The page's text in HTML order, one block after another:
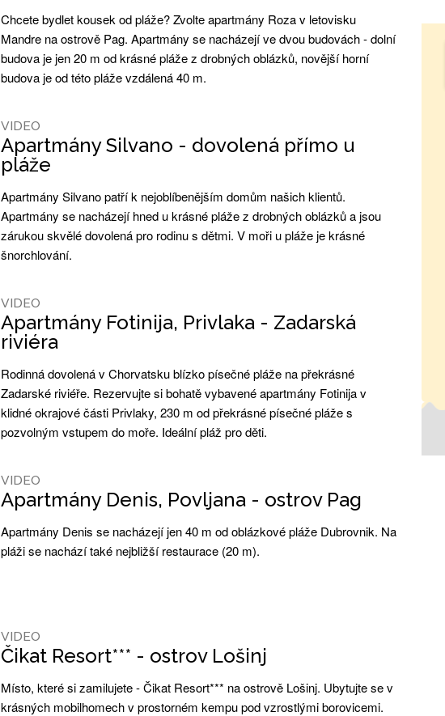
Chcete bydlet kousek od pláže? Zvolte apartmány Roza v letovisku
Mandre na ostrově Pag. Apartmány se nacházejí ve dvou budovách - dolní
budova je jen 20 m od krásné pláže z drobných oblázků, novější horní
budova je od této pláže vzdálená 40 m.
VIDEO
Apartmány Silvano - dovolená přímo u
pláže
Apartmány Silvano patří k nejoblíbenějším domům našich klientů.
Apartmány se nacházejí hned u krásné pláže z drobných oblázků a jsou
zárukou skvělé dovolená pro rodinu s dětmi. V moři u pláže je krásné
šnorchlování.
VIDEO
Apartmány Fotinija, Privlaka - Zadarská
riviéra
Rodinná dovolená v Chorvatsku blízko písečné pláže na překrásné
Zadarské riviéře. Rezervujte si bohatě vybavené apartmány Fotinija v
klidné okrajové části Privlaky, 230 m od překrásné písečné pláže s
pozvolným vstupem do moře. Ideální pláž pro děti.
VIDEO
Apartmány Denis, Povljana - ostrov Pag
Apartmány Denis se nacházejí jen 40 m od oblázkové pláže Dubrovnik. Na
pláži se nachází také nejbližší restaurace (20 m).
VIDEO
Čikat Resort*** - ostrov Lošinj
Místo, které si zamilujete - Čikat Resort*** na ostrově Lošinj. Ubytujte se v
krásných mobilhomech v prostorném kempu pod vzrostlými borovicemi.